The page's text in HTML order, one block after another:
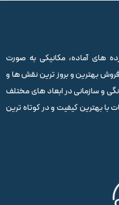
های آماده، مکانیکی به صورت
بهترین و بروز ترین نقش ها و
و سازمانی در ابعاد های مختلف
با بهترین کیفیت و در کوتاه ترین